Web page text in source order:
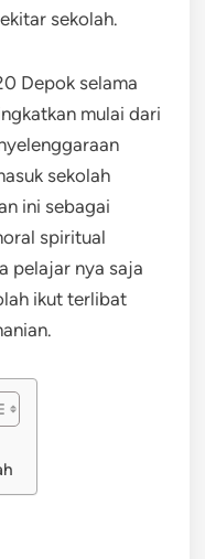
sekolah.
Depok selama
mulai dari
sekolah
ini sebagai
spiritual
pelajar nya saja
ikut terlibat